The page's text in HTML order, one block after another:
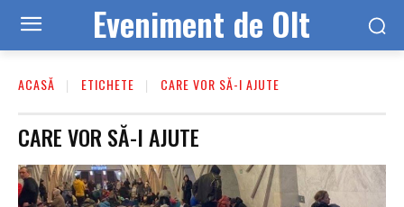
Eveniment de Olt
ACASĂ ETICHETE CARE VOR SĂ-I AJUTE
CARE VOR SĂ-I AJUTE